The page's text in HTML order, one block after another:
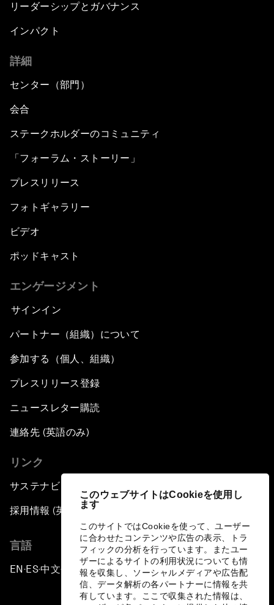
このウェブサイトはCookieを使用し
ます
このサイトではCookieを使って、ユーザー
に合わせたコンテンツや広告の表示、トラ
フィックの分析を行っています。またユー
ザーによるサイトの利用状況についても情
報を収集し、ソーシャルメディアや広告配
信、データ解析の各パートナーに情報を共
有しています。ここで収集された情報は、
リーダーシップとガバナンス
インパクト
詳細
センター（部門）
会合
ステークホルダーのコミュニティ
「フォーラム・ストーリー」
プレスリリース
フォトギャラリー
ビデオ
ポッドキャスト
エンゲージメント
サインイン
パートナー（組織）について
参加する（個人、組織）
プレスリリース登録
ニュースレター購読
連絡先 (英語のみ)
リンク
サステナビリティへの取り組み
採用情報 (英語のみ)
言語
EN ▪ES▪中文▪ 日本語